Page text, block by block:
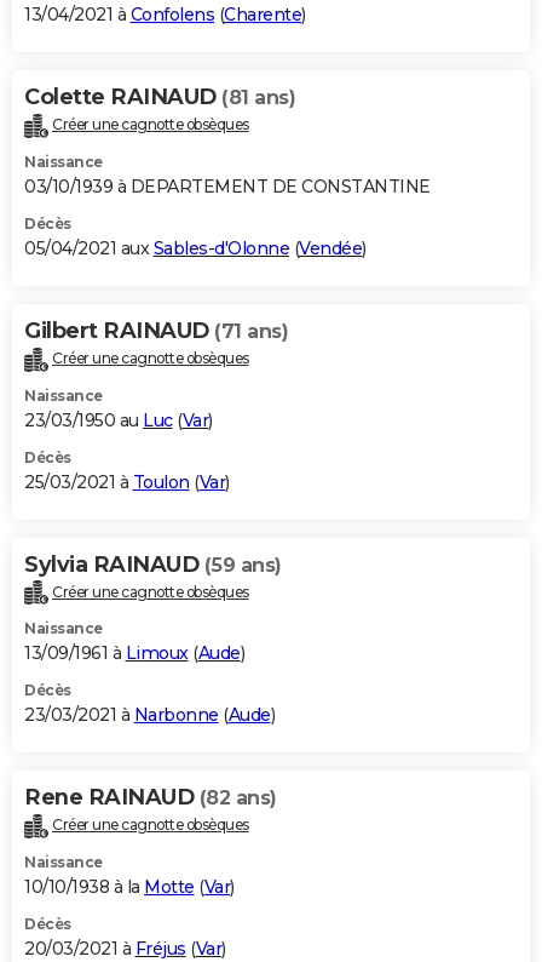
13/04/2021 à Confolens (Charente)
Colette RAINAUD (81 ans)
Créer une cagnotte obsèques
Naissance
03/10/1939 à DEPARTEMENT DE CONSTANTINE
Décès
05/04/2021 auxSables-d'Olonne (Vendée)
Gilbert RAINAUD (71 ans)
Créer une cagnotte obsèques
Naissance
23/03/1950 au Luc(Var)
Décès
25/03/2021 à Toulon (Var)
Sylvia RAINAUD (59 ans)
Créer une cagnotte obsèques
Naissance
13/09/1961 à Limoux(Aude)
Décès
23/03/2021 à Narbonne (Aude)
Rene RAINAUD (82 ans)
Créer une cagnotte obsèques
Naissance
10/10/1938 à la Motte (Var)
Décès
20/03/2021 à Fréjus (Var)